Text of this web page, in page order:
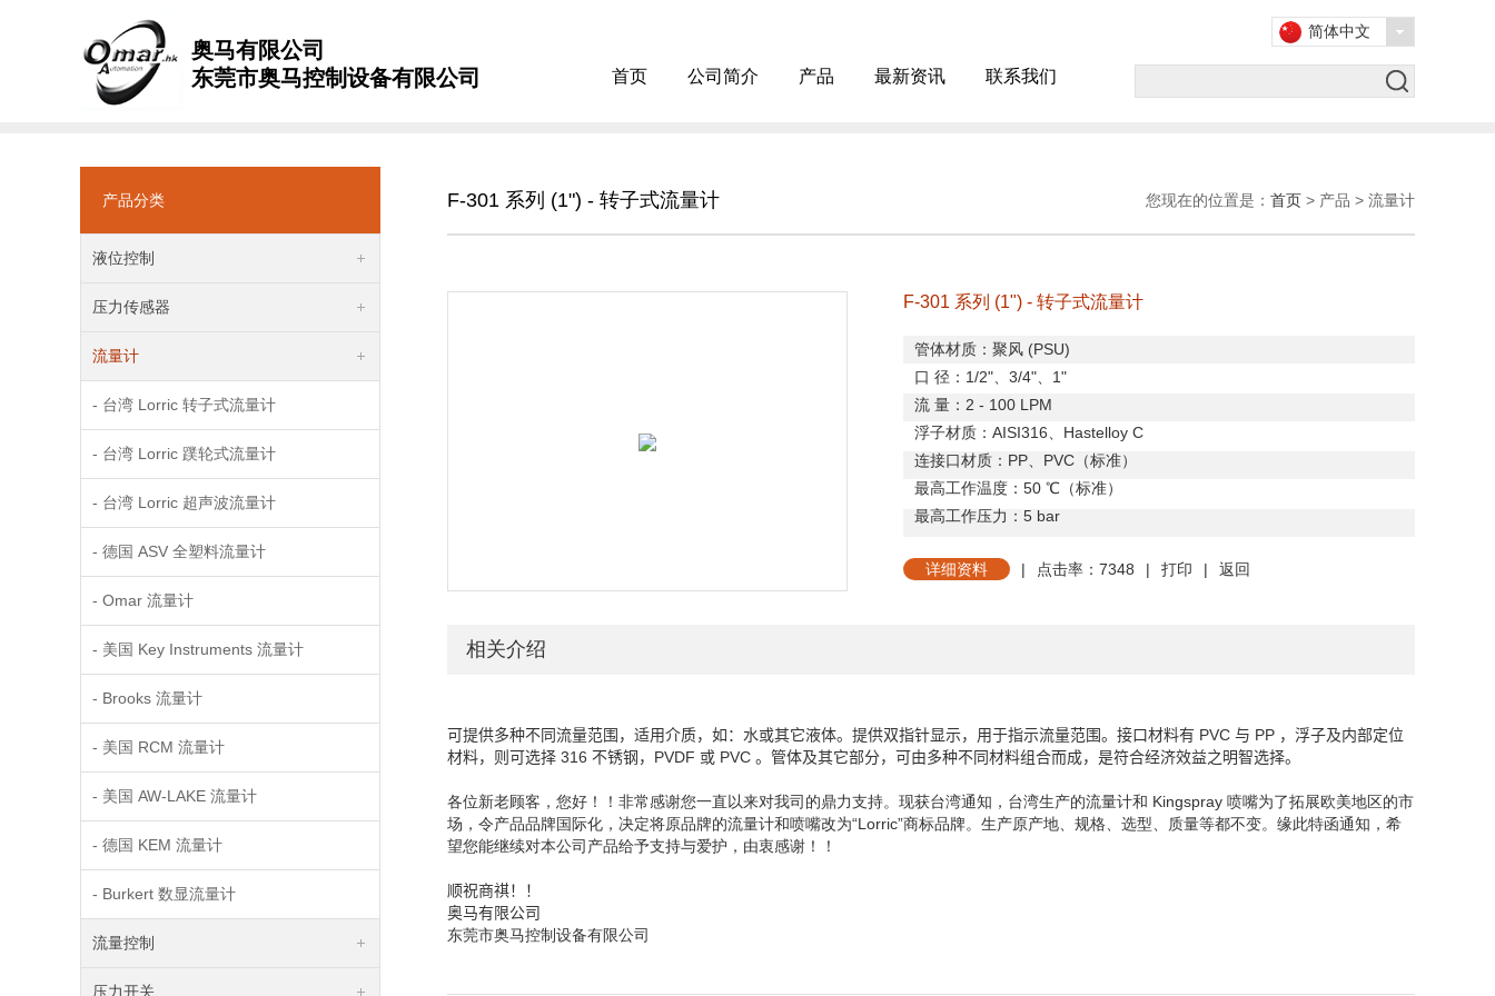
奥马有限公司
东莞市奥马控制设备有限公司
首页 公司简介 产品 最新资讯 联系我们
简体中文
产品分类
液位控制
压力传感器
流量计
- 台湾 Lorric 转子式流量计
- 台湾 Lorric 蹼轮式流量计
- 台湾 Lorric 超声波流量计
- 德国 ASV 全塑料流量计
- Omar 流量计
- 美国 Key Instruments 流量计
- Brooks 流量计
- 美国 RCM 流量计
- 美国 AW-LAKE 流量计
- 德国 KEM 流量计
- Burkert 数显流量计
流量控制
压力开关
F-301 系列 (1") - 转子式流量计 您现在的位置是： 首页 > 产品 > 流量计
F-301 系列 (1") - 转子式流量计
管体材质：聚风 (PSU)
口 径： 1/2" 3/4"
1"
流 量： 2 - 100 LPM
浮子材质： AISI316
Hastelloy C
连接口材质： PP PVC （标准）
最高工作温度： 50 ℃（标准）
最高工作压力： 5 bar
详细资料 | 点击率：7348 | 打印 | 返回
相关介绍
可提供多种不同流量范围，适用介质，如：水或其它液体。提供双指针显示，用于指示流量范围。接口材料有 PVC 与 PP ，浮子及内部定位
材料，则可选择 316 不锈钢， PVDF 或 PVC 。管体及其它部分，可由多种不同材料组合而成，是符合经济效益之明智选择。
各位新老顾客，您好！！非常感谢您一直以来对我司的鼎力支持。现获台湾通知，台湾生产的流量计和 Kingspray 喷嘴为了拓展欧美地区的市
场，令产品品牌国际化，决定将原品牌的流量计和喷嘴改为“Lorric”商标品牌。生产原产地、规格、选型、质量等都不变。缘此特函通知，希
望您能继续对本公司产品给予支持与爱护，由衷感谢！！
顺祝商祺！！
奥马有限公司
东莞市奥马控制设备有限公司